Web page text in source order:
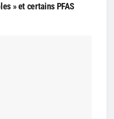
» et certains PFAS